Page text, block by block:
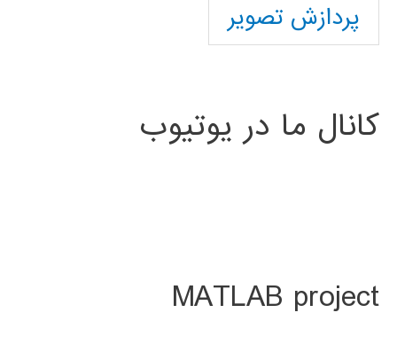
پردازش تصویر
کانال ما در یوتیوب
MATLAB project